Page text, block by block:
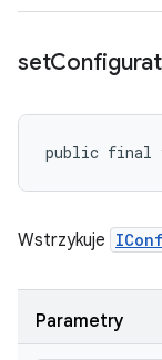
set
public final
Wstrzykuje
Parametry